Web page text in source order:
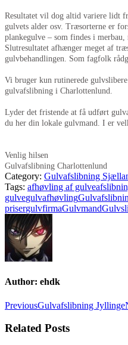
Resultatet vil dog altid variere lidt
gulvets alder osv. Træsorterne er
plankegulve – som findes i
Slutresultatet afhænger meget af
gulvbehandlingen. Som fagfolk
Vi bruger kun rutinerede
gulvafslibning i Charlottenlund.
Lyder det fristende at få udført
du her din lokale gulvmand. I er
Venlig hilsen
Gulvafslibning Charlottenlund
Category: Gulvafslibning
Tags: afhøvling af gulve
gulvegulvafhøvling
prisergulvfirmaGulvmand
Author: ehdk
Post
navigation
PreviousPrevious
Gulvafslibning Jyllinge
Related Posts